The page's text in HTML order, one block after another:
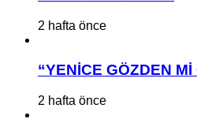
2 hafta önce
“YENİCE GÖZDEN
2 hafta önce